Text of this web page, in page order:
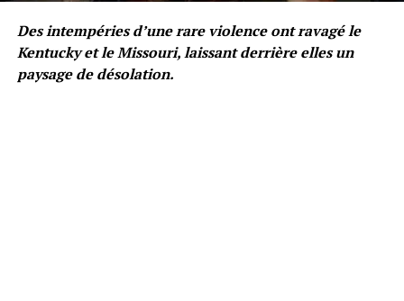
Des intempéries d’une rare violence ont ravagé le
Kentucky et le Missouri, laissant derrière elles un
paysage de désolation.